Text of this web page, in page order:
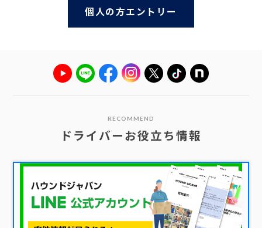
個人の方エントリー
RECOMMEND
ドライバーお役立ち情報